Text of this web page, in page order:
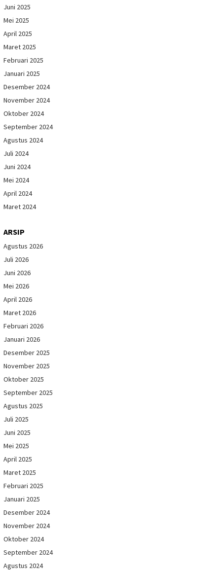
Juni 2025
Mei 2025
April 2025
Maret 2025
Februari 2025
Januari 2025
Desember 2024
November 2024
Oktober 2024
September 2024
Agustus 2024
Juli 2024
Juni 2024
Mei 2024
April 2024
Maret 2024
ARSIP
Agustus 2026
Juli 2026
Juni 2026
Mei 2026
April 2026
Maret 2026
Februari 2026
Januari 2026
Desember 2025
November 2025
Oktober 2025
September 2025
Agustus 2025
Juli 2025
Juni 2025
Mei 2025
April 2025
Maret 2025
Februari 2025
Januari 2025
Desember 2024
November 2024
Oktober 2024
September 2024
Agustus 2024